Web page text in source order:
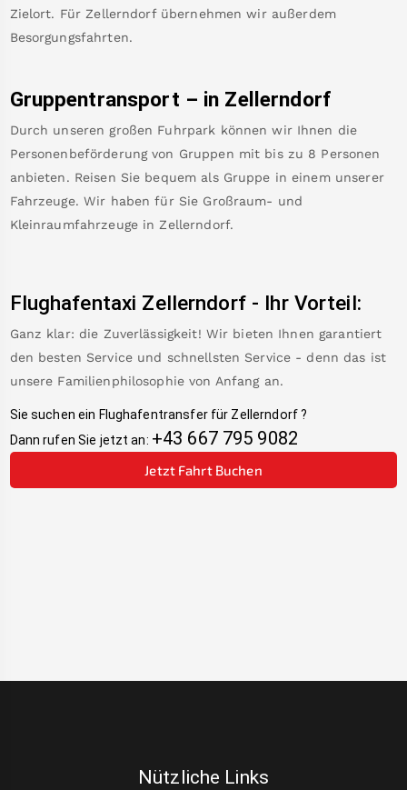
Zielort. Für Zellerndorf übernehmen wir außerdem
Besorgungsfahrten.
Gruppentransport – in Zellerndorf
Durch unseren großen Fuhrpark können wir Ihnen die
Personenbeförderung von Gruppen mit bis zu 8 Personen
anbieten. Reisen Sie bequem als Gruppe in einem unserer
Fahrzeuge. Wir haben für Sie Großraum- und
Kleinraumfahrzeuge in Zellerndorf.
Flughafentaxi Zellerndorf- Ihr Vorteil:
Ganz klar: die Zuverlässigkeit! Wir bieten Ihnen garantiert
den besten Service und schnellsten Service - denn das ist
unsere Familienphilosophie von Anfang an.
Sie suchen ein Flughafentransfer für Zellerndorf?
Dann rufen Sie jetzt an: +43 667 795 9082
Jetzt Fahrt Buchen
Nützliche Links